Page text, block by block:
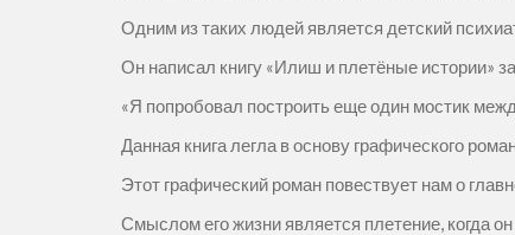
Одним из таких людей является детский
Он написал книгу «Илиш и плетёные истории»
«Я попробовал построить еще один мостик
Данная книга легла в основу графического
Этот графический роман повествует нам о
Смыслом его жизни является плетение, когда